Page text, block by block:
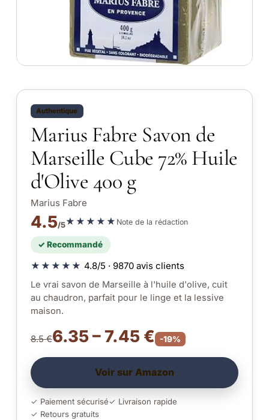
Authentique
Marius Fabre Savon de
Marseille Cube 72% Huile
d'Olive 400 g
Marius Fabre
4.5/5★★★★★ Note de la rédaction
✓ Recommandé
★★★★★ 4.8/5 · 9870 avis clients
Le vrai savon de Marseille à l'huile d'olive, cuit
au chaudron, parfait pour le linge et la lessive
maison.
8.5 €6.35 – 7.45 € -19%
Voir sur Amazon
✓ Paiement sécurisé✓ Livraison rapide
✓ Retours gratuits